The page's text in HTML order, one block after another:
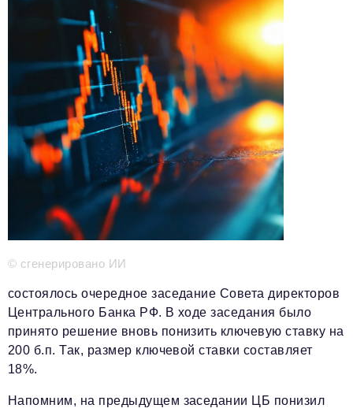
Авторские материалы
Видео
Телефон редакции:+7 495 727-01-67
Электронные почты редакции:
Информационный отдел
info@business-magazine.online
Отдел рекламы
reklama@business-magazine.online
Отдел распространения/редакционная подписка
Отдел по работе с партнерами
partner@business-magazine.online
© сгенерировано ИИ
состоялось очередное заседание Совета директоров
Центрального Банка РФ. В ходе заседания было
принято решение вновь понизить ключевую ставку на
200 б.п. Так, размер ключевой ставки составляет
18%.
Напомним, на предыдущем заседании ЦБ понизил